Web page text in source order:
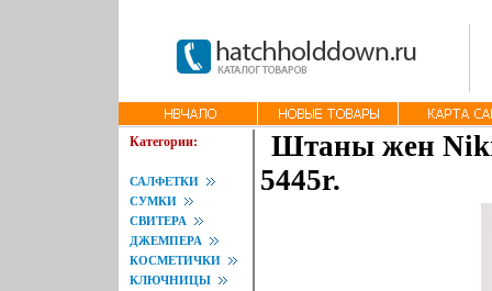
Категории:
САЛФЕТКИ
СУМКИ
СВИТЕРА
ДЖЕМПЕРА
КОСМЕТИЧКИ
КЛЮЧНИЦЫ
Штаны жен
5445r.